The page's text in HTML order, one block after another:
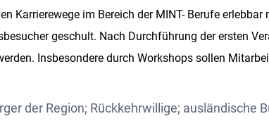
Karrierewege im Bereich der MINT- Berufe
geschult. Nach Durchführung der ersten
Insbesondere durch Workshops sollen
der Region; Rückkehrwillige; ausländische